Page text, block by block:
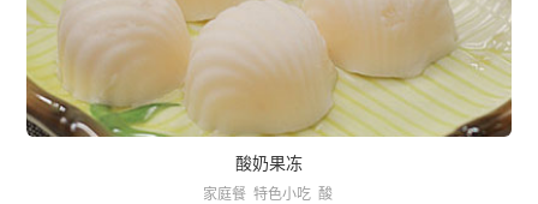
酸奶果冻
家庭餐 特色小吃 酸